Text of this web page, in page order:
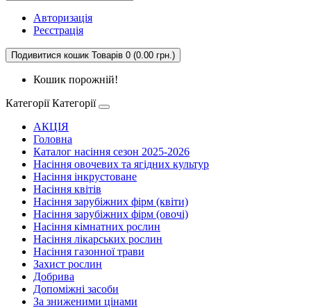
Авторизація
Реєстрація
Подивитися кошик Товарів 0 (0.00 грн.)
Кошик порожній!
Категорії Категорії
АКЦІЯ
Головна
Каталог насіння сезон 2025-2026
Насіння овочевих та ягідних культур
Насіння інкрустоване
Насіння квітів
Насіння зарубіжних фірм (квіти)
Насіння зарубіжних фірм (овочі)
Насіння кімнатних рослин
Насіння лікарських рослин
Насіння газонної трави
Захист рослин
Добрива
Допоміжні засоби
За зниженими цінами